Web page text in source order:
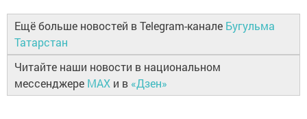
Ещё больше новостей в Telegram-канале Бугульма
Татарстан
Читайте наши новости в национальном
мессенджере MAX и в «Дзен»